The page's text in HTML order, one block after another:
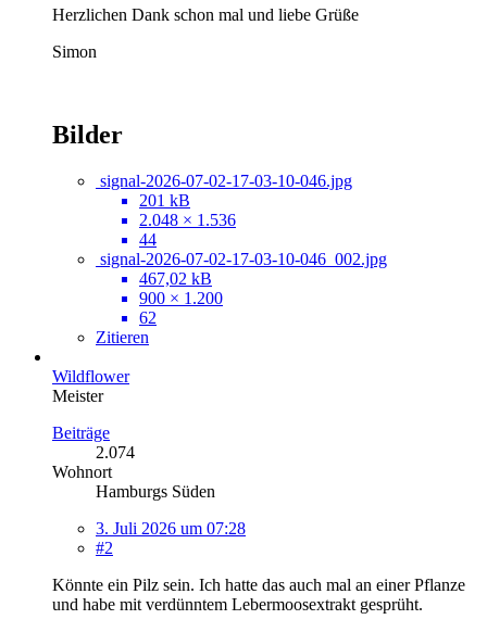
Herzlichen Dank schon mal und liebe Grüße
Simon
Bilder
signal-2026-07-02-17-03-10-046.jpg
201 kB
2.048 × 1.536
44
signal-2026-07-02-17-03-10-046_002.jpg
467,02 kB
900 × 1.200
62
Zitieren
Wildflower
Meister
Beiträge
2.074
Wohnort
Hamburgs Süden
3. Juli 2026 um 07:28
#2
Könnte ein Pilz sein. Ich hatte das auch mal an einer Pflanze
und habe mit verdünntem Lebermoosextrakt gesprüht.